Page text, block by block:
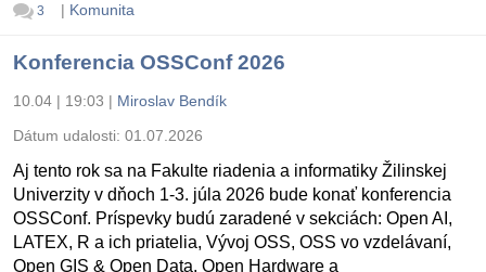
3 | Komunita
Konferencia OSSConf 2026
10.04 | 19:03 | Miroslav Bendík
Dátum udalosti: 01.07.2026
Aj tento rok sa na Fakulte riadenia a informatiky Žilinskej
Univerzity v dňoch 1-3. júla 2026 bude konať konferencia
OSSConf. Príspevky budú zaradené v sekciách: Open AI,
LATEX, R a ich priatelia, Vývoj OSS, OSS vo vzdelávaní,
Open GIS & Open Data, Open Hardware a